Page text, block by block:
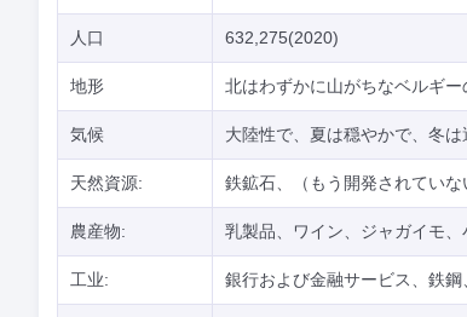
人口 632,275(2020)
地形 北はわずかに山がちなベルギ
気候 大陸性で、夏は穏やかで、冬は
天然資源: 鉄鉱石、（もう開発されていな
農産物: 乳製品、ワイン、ジャガイモ、
工业: 銀行および金融サービス、鉄鋼